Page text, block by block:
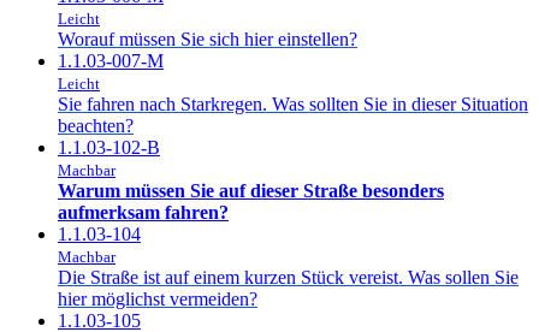
Leicht
Worauf müssen Sie sich hier einstellen?
1.1.03-007-M
Leicht
Sie fahren nach Starkregen. Was sollten Sie in dieser Situation
beachten?
1.1.03-102-B
Machbar
Warum müssen Sie auf dieser Straße besonders
aufmerksam fahren?
1.1.03-104
Machbar
Die Straße ist auf einem kurzen Stück vereist. Was sollen Sie
hier möglichst vermeiden?
1.1.03-105